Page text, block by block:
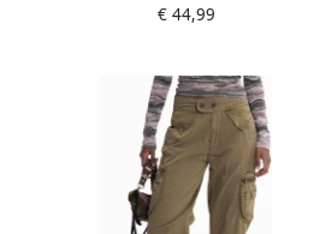
€ 44,99